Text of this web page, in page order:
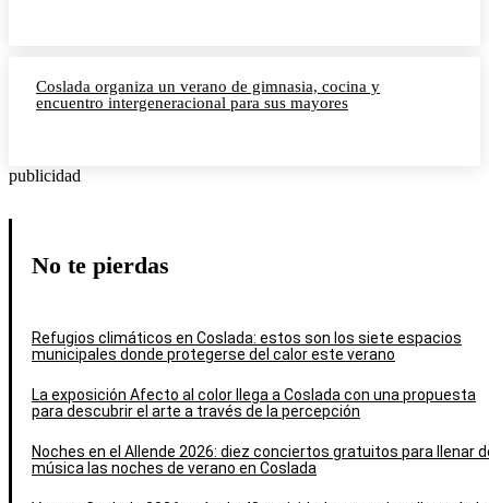
Coslada organiza un verano de gimnasia, cocina y
encuentro intergeneracional para sus mayores
publicidad
No te pierdas
Refugios climáticos en Coslada: estos son los siete espacios
municipales donde protegerse del calor este verano
La exposición Afecto al color llega a Coslada con una propuesta
para descubrir el arte a través de la percepción
Noches en el Allende 2026: diez conciertos gratuitos para llenar
música las noches de verano en Coslada